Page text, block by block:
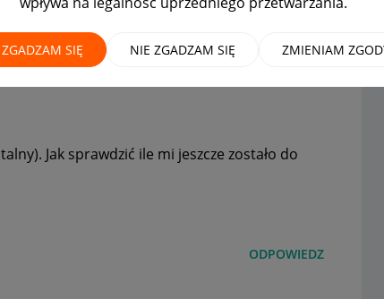
SIĘ NIE ZGADZAM SIĘ ZMIENIAM
MAMY ROZWIĄZANIE!
Jak sprawdzić ile mi jeszcze zostało do
ODPOWIEDZ